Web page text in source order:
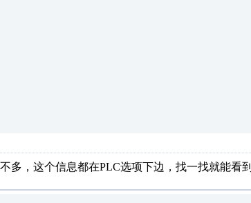
多，这个信息都在PLC选项下边，找一找就能看到